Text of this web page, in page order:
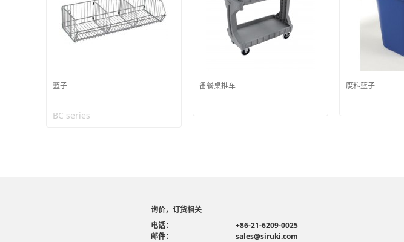
篮子
BC series
备餐桌推车 废料篮子
询价，订货相关
电话：
+86-21-6209-0025
邮件：
sales@siruki.com